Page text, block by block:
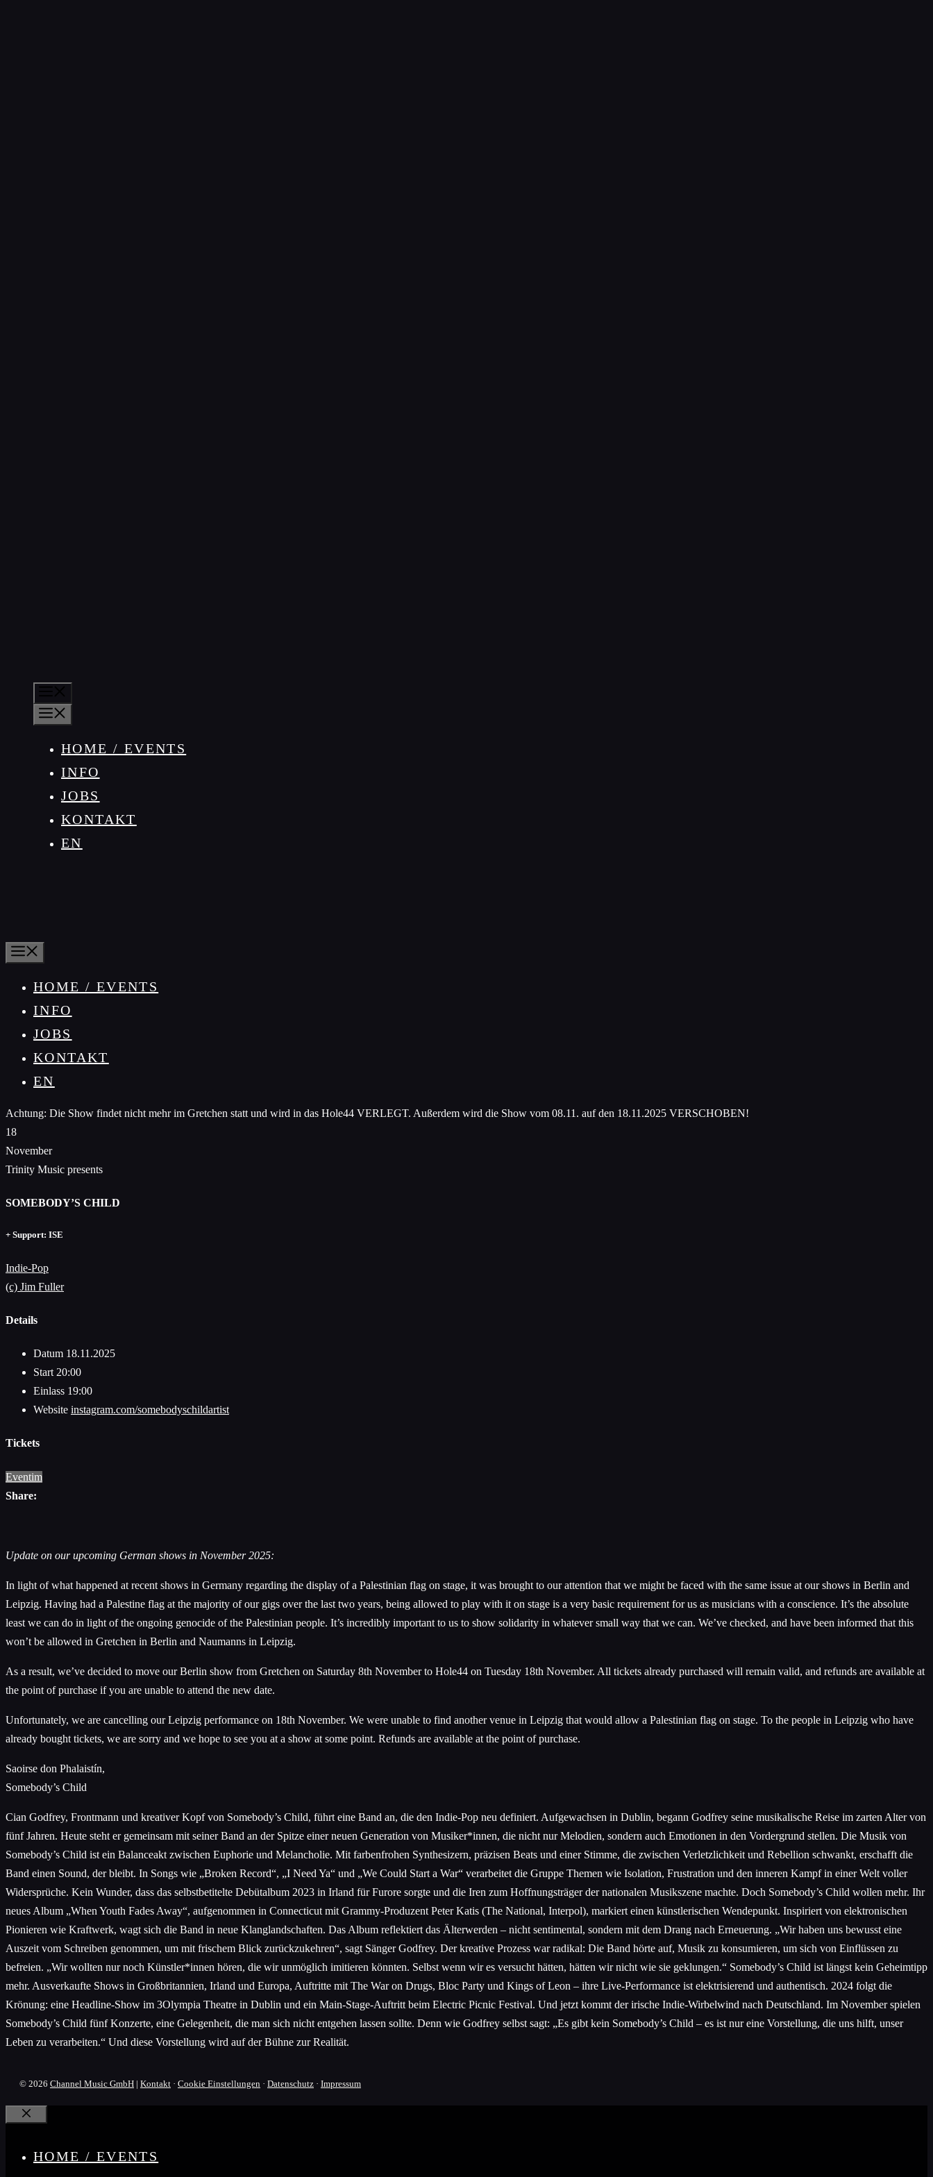
HOME / EVENTS
INFO
JOBS
KONTAKT
EN
HOME / EVENTS
INFO
JOBS
KONTAKT
EN
Achtung: Die Show findet nicht mehr im Gretchen statt und wird in das Hole44 VERLEGT. Außerdem wird die Show vom 08.11. auf den 18.11.2025 VERSCHOBEN!
18
November
Trinity Music presents
SOMEBODY’S CHILD
+ Support: ISE
Indie-Pop
(c) Jim Fuller
Details
Datum 18.11.2025
Start 20:00
Einlass 19:00
Website instagram.com/somebodyschildartist
Tickets
Eventim
Share:
Update on our upcoming German shows in November 2025:
In light of what happened at recent shows in Germany regarding the display of a Palestinian flag on stage, it was brought to our attention that we might be faced with the same issue at our shows in Berlin and
Leipzig. Having had a Palestine flag at the majority of our gigs over the last two years, being allowed to play with it on stage is a very basic requirement for us as musicians with a conscience. It’s the absolute
least we can do in light of the ongoing genocide of the Palestinian people. It’s incredibly important to us to show solidarity in whatever small way that we can. We’ve checked, and have been informed that this
won’t be allowed in Gretchen in Berlin and Naumanns in Leipzig.
As a result, we’ve decided to move our Berlin show from Gretchen on Saturday 8th November to Hole44 on Tuesday 18th November. All tickets already purchased will remain valid, and refunds are available at
the point of purchase if you are unable to attend the new date.
Unfortunately, we are cancelling our Leipzig performance on 18th November. We were unable to find another venue in Leipzig that would allow a Palestinian flag on stage. To the people in Leipzig who have
already bought tickets, we are sorry and we hope to see you at a show at some point. Refunds are available at the point of purchase.
Saoirse don Phalaistín,
Somebody’s Child
Cian Godfrey, Frontmann und kreativer Kopf von Somebody’s Child, führt eine Band an, die den Indie-Pop neu definiert. Aufgewachsen in Dublin, begann Godfrey seine musikalische Reise im zarten Alter von
fünf Jahren. Heute steht er gemeinsam mit seiner Band an der Spitze einer neuen Generation von Musiker*innen, die nicht nur Melodien, sondern auch Emotionen in den Vordergrund stellen. Die Musik von
Somebody’s Child ist ein Balanceakt zwischen Euphorie und Melancholie. Mit farbenfrohen Synthesizern, präzisen Beats und einer Stimme, die zwischen Verletzlichkeit und Rebellion schwankt, erschafft die
Band einen Sound, der bleibt. In Songs wie „Broken Record“, „I Need Ya“ und „We Could Start a War“ verarbeitet die Gruppe Themen wie Isolation, Frustration und den inneren Kampf in einer Welt voller
Widersprüche. Kein Wunder, dass das selbstbetitelte Debütalbum 2023 in Irland für Furore sorgte und die Iren zum Hoffnungsträger der nationalen Musikszene machte. Doch Somebody’s Child wollen mehr. Ihr
neues Album „When Youth Fades Away“, aufgenommen in Connecticut mit Grammy-Produzent Peter Katis (The National, Interpol), markiert einen künstlerischen Wendepunkt. Inspiriert von elektronischen
Pionieren wie Kraftwerk, wagt sich die Band in neue Klanglandschaften. Das Album reflektiert das Älterwerden – nicht sentimental, sondern mit dem Drang nach Erneuerung. „Wir haben uns bewusst eine
Auszeit vom Schreiben genommen, um mit frischem Blick zurückzukehren“, sagt Sänger Godfrey. Der kreative Prozess war radikal: Die Band hörte auf, Musik zu konsumieren, um sich von Einflüssen zu
befreien. „Wir wollten nur noch Künstler*innen hören, die wir unmöglich imitieren könnten. Selbst wenn wir es versucht hätten, hätten wir nicht wie sie geklungen.“ Somebody’s Child ist längst kein Geheimtipp
mehr. Ausverkaufte Shows in Großbritannien, Irland und Europa, Auftritte mit The War on Drugs, Bloc Party und Kings of Leon – ihre Live-Performance ist elektrisierend und authentisch. 2024 folgt die
Krönung: eine Headline-Show im 3Olympia Theatre in Dublin und ein Main-Stage-Auftritt beim Electric Picnic Festival. Und jetzt kommt der irische Indie-Wirbelwind nach Deutschland. Im November spielen
Somebody’s Child fünf Konzerte, eine Gelegenheit, die man sich nicht entgehen lassen sollte. Denn wie Godfrey selbst sagt: „Es gibt kein Somebody’s Child – es ist nur eine Vorstellung, die uns hilft, unser
Leben zu verarbeiten.“ Und diese Vorstellung wird auf der Bühne zur Realität.
© 2026 Channel Music GmbH | Kontakt · Cookie Einstellungen · Datenschutz · Impressum
Schließen
HOME / EVENTS